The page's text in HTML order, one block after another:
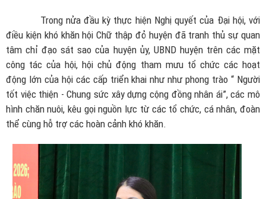
Trong nửa đầu kỳ thực hiện Nghị quyết của Đại hội, với
điều kiện khó khăn hội Chữ thập đỏ huyện đã tranh thủ sự quan
tâm chỉ đạo sát sao của huyện ủy, UBND huyện trên các mặt
công tác của hội, hội chủ động tham mưu tổ chức các hoạt
động lớn của hội các cấp triển khai như như phong trào “ Người
tốt việc thiện - Chung sức xây dựng cộng đồng nhân ái”, các mô
hình chăn nuôi, kêu gọi nguồn lực từ các tổ chức, cá nhân, đoàn
thể cùng hỗ trợ các hoàn cảnh khó khăn.